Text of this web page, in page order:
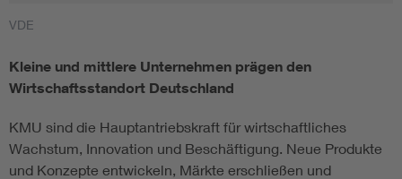
VDE
Kleine und mittlere Unternehmen prägen den
Wirtschaftsstandort Deutschland
KMU sind die Hauptantriebskraft für wirtschaftliches
Wachstum, Innovation und Beschäftigung. Neue Produkte
und Konzepte entwickeln, Märkte erschließen und